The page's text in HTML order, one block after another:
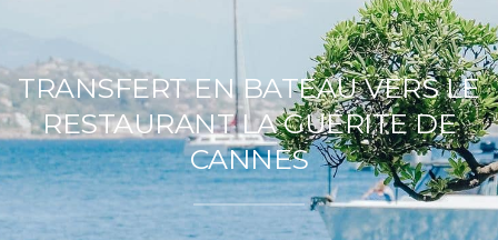
TRANSFERT EN BATEAU VERS LE
RESTAURANT LA GUÉRITE DE
CANNES